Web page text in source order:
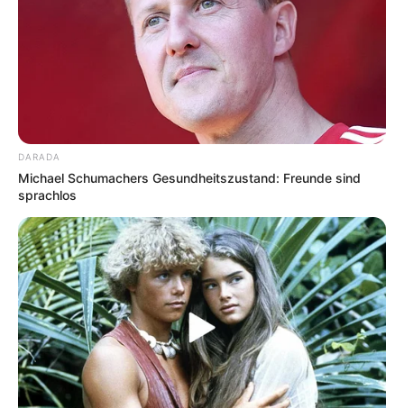
DARADA
Michael Schumachers Gesundheitszustand: Freunde sind
sprachlos